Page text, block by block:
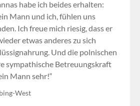
habe ich beides erhalten:
Mann und ich, fühlen uns
Ich freue mich riesig, dass er
etwas anderes zu sich
Und die polnischen
sympathische Betreuungskraft
Mann sehr!“
West